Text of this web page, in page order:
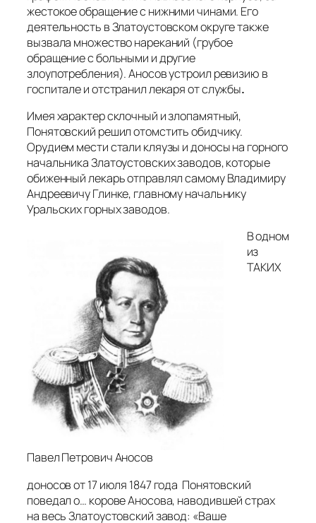
жестокое обращение с нижними чинами. Его
деятельность в Златоустовском округе также
вызвала множество нареканий (грубое
обращение с больными и другие
злоупотребления). Аносов устроил ревизию в
госпитале и отстранил лекаря от службы.
Имея характер склочный и злопамятный,
Понятовский решил отомстить обидчику.
Орудием мести стали кляузы и доносы на горного
начальника Златоустовских заводов, которые
обиженный лекарь отправлял самому Владимиру
Андреевичу Глинке, главному начальнику
Уральских горных заводов.
Павел Петрович Аносов
В одном
из
ТАКИХ
доносов от 17 июля 1847 года Понятовский
поведал о… корове Аносова, наводившей страх
на весь Златоустовский завод: «Ваше